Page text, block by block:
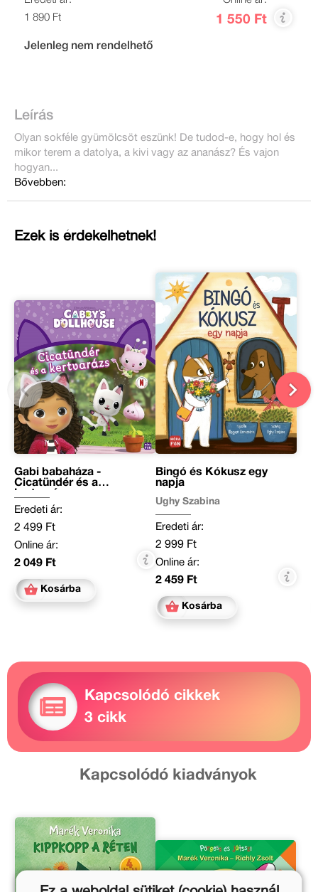
1 890 Ft
1 550 Ft
Jelenleg nem rendelhető
Leírás
Olyan sokféle gyümölcsöt eszünk! De tudod-e, hogy hol és
mikor terem a datolya, a kivi vagy az ananász? És vajon
hogyan...
Bővebben:
Ezek is érdekelhetnek!
Gabi babaháza -
Cicatündér és a
kertvarázs
Eredeti ár:
2 499 Ft
Online ár:
2 049 Ft
Kosárba
Bingó és Kókusz egy
napja
Ughy Szabina
Eredeti ár:
2 999 Ft
Online ár:
2 459 Ft
Kosárba
Kapcsolódó cikkek
3 cikk
Kapcsolódó kiadványok